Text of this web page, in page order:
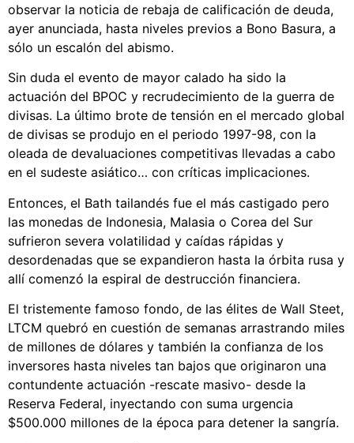
observar la noticia de rebaja de calificación de deuda,
ayer anunciada, hasta niveles previos a Bono Basura, a
sólo un escalón del abismo.
Sin duda el evento de mayor calado ha sido la
actuación del BPOC y recrudecimiento de la guerra de
divisas. La último brote de tensión en el mercado global
de divisas se produjo en el periodo 1997-98, con la
oleada de devaluaciones competitivas llevadas a cabo
en el sudeste asiático… con críticas implicaciones.
Entonces, el Bath tailandés fue el más castigado pero
las monedas de Indonesia, Malasia o Corea del Sur
sufrieron severa volatilidad y caídas rápidas y
desordenadas que se expandieron hasta la órbita rusa y
allí comenzó la espiral de destrucción financiera.
El tristemente famoso fondo, de las élites de Wall Steet,
LTCM quebró en cuestión de semanas arrastrando miles
de millones de dólares y también la confianza de los
inversores hasta niveles tan bajos que originaron una
contundente actuación -rescate masivo- desde la
Reserva Federal, inyectando con suma urgencia
$500.000 millones de la época para detener la sangría.